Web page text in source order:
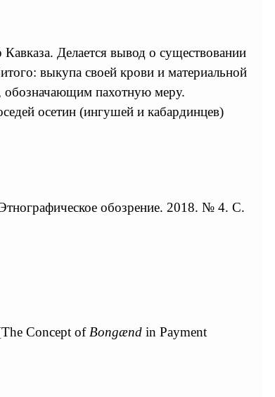
Делается вывод о существовании
выкупа своей крови и материальной
обозначающим пахотную меру.
осетин (ингушей и кабардинцев)
обозрение. 2018. № 4. С.
Сoncept ofBongænd in Payment